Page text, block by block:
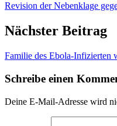
Revision der Nebenklage
Nächster Beitrag
Familie des Ebola-Infizierten
Schreibe einen
Deine E-Mail-Adresse wird